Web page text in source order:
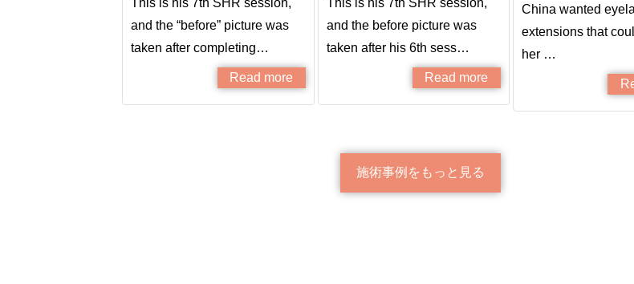
This is his 7th SHR session,
and the “before” picture was
taken after completing…
Read more
This is his 7th SHR session,
and the before picture was
taken after his 6th sess…
Read more
China wanted
extensions that
her …
施術事例をもっと見る